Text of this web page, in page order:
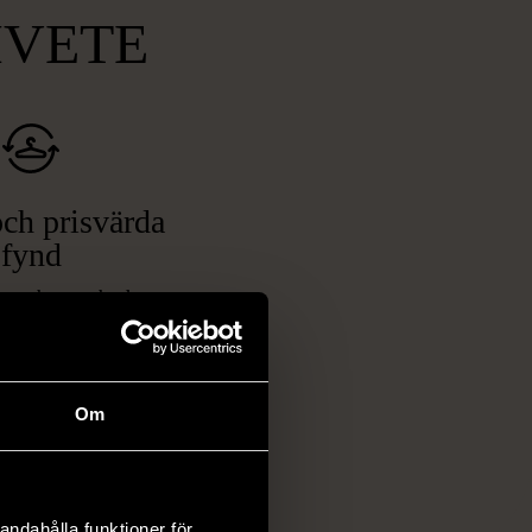
Om
prisvärda
fynd
ett brett utbud av
kläder och möbler
elektronik i våra
föremål som
vanliga butiker.